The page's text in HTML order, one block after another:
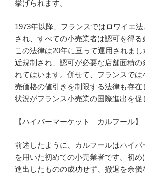
挙げられます。
1973年以降、フランスではロワイエ
され、すべての小売業者は認可を得る
この法律は20年に亘って運用されま
近規制され、認可が必要な店舗面積の
れてはいます。併せて、フランスで
売価格の値引きを制限する法律も存在
状況がフランス小売業の国際進出を促
【ハイパーマーケット カルフール】
前述したように、カルフールはハイ
を用いた初めての小売業者です。初め
進出したものの成功せず、撤退を余儀